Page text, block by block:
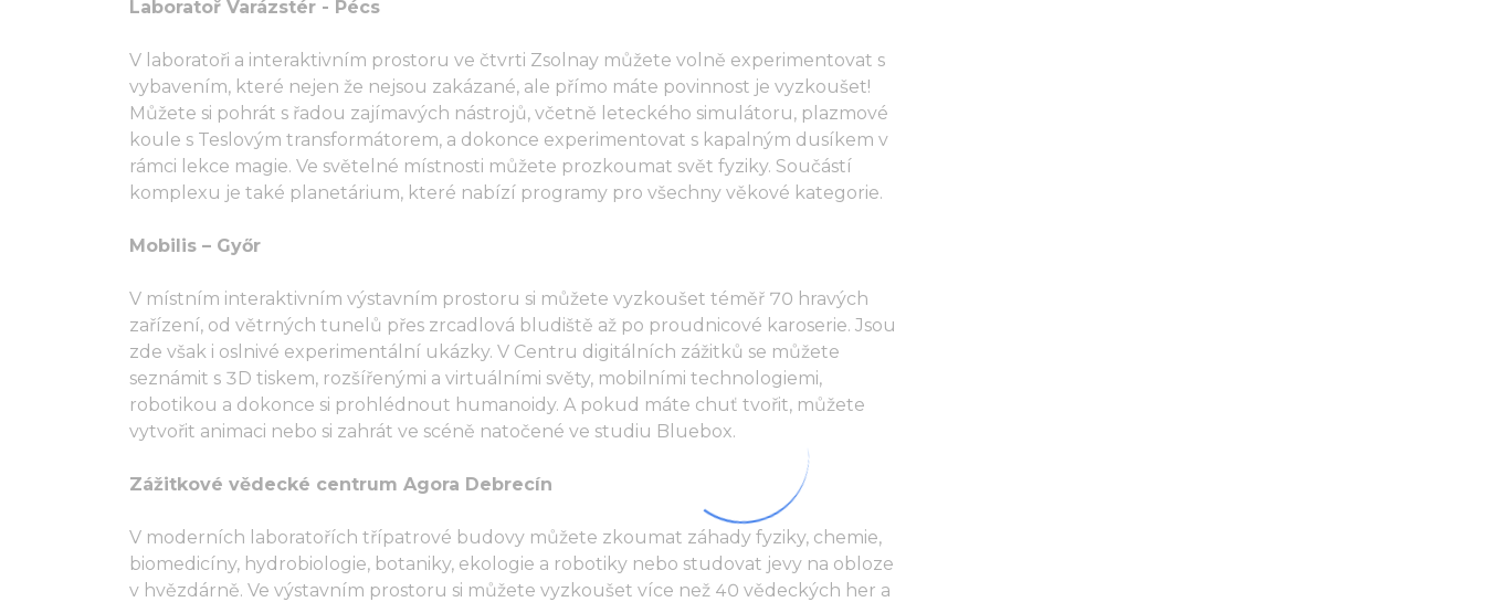
Laboratoř Varázstér - Pécs
V laboratoři a interaktivním prostoru ve čtvrti Zsolnay můžete volně experimentovat s
vybavením, které nejen že nejsou zakázané, ale přímo máte povinnost je vyzkoušet!
Můžete si pohrát s řadou zajímavých nástrojů, včetně leteckého simulátoru, plazmové
koule s Teslovým transformátorem, a dokonce experimentovat s kapalným dusíkem v
rámci lekce magie. Ve světelné místnosti můžete prozkoumat svět fyziky. Součástí
komplexu je také planetárium, které nabízí programy pro všechny věkové kategorie.
Mobilis – Győr
V místním interaktivním výstavním prostoru si můžete vyzkoušet téměř 70 hravých
zařízení, od větrných tunelů přes zrcadlová bludiště až po proudnicové karoserie. Jsou
zde však i oslnivé experimentální ukázky. V Centru digitálních zážitků se můžete
seznámit s 3D tiskem, rozšířenými a virtuálními světy, mobilními technologiemi,
robotikou a dokonce si prohlédnout humanoidy. A pokud máte chuť tvořit, můžete
vytvořit animaci nebo si zahrát ve scéně natočené ve studiu Bluebox.
Zážitkové vědecké centrum Agora Debrecín
V moderních laboratořích třípatrové budovy můžete zkoumat záhady fyziky, chemie,
biomedicíny, hydrobiologie, botaniky, ekologie a robotiky nebo studovat jevy na obloze
v hvězdárně. Ve výstavním prostoru si můžete vyzkoušet více než 40 vědeckých her a